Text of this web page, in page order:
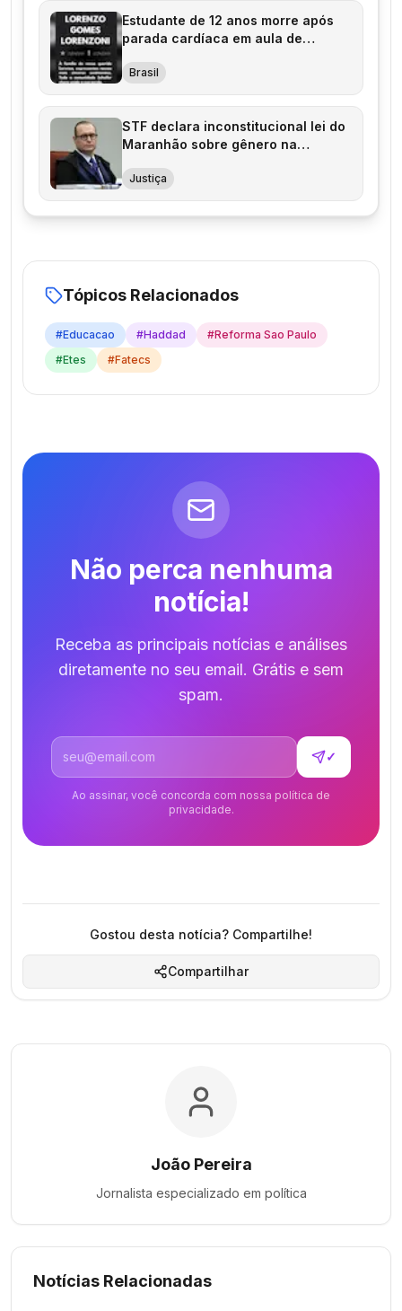
Estudante de 12 anos morre após
parada cardíaca em aula de
Brasil
STF declara inconstitucional lei do
Maranhão sobre gênero na
Justiça
Tópicos Relacionados
#Educacao #Haddad #Reforma Sao Paulo
#Etes #Fatecs
Não perca nenhuma
notícia!
Receba as principais notícias e análises
diretamente no seu email. Grátis e sem
spam.
Endereço de email
✓
Ao assinar, você concorda com nossa política de
privacidade.
Gostou desta notícia? Compartilhe!
Compartilhar
João Pereira
Jornalista especializado em política
Notícias Relacionadas